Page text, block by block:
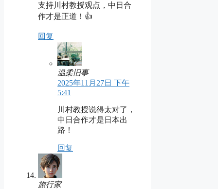
支持川村教授观点，中日合
作才是正道！👍
回复
温柔旧事
2025年11月27日 下午
5:41
川村教授说得太对了，
中日合作才是日本出
路！
回复
旅行家